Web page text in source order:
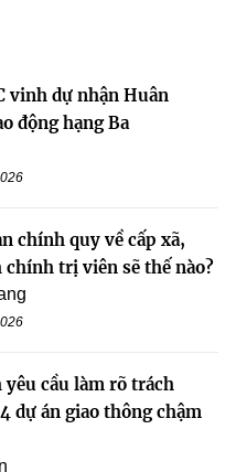
vinh dự nhận Huân
động hạng Ba
chính quy về cấp xã,
chính trị viên sẽ thế nào?
cầu làm rõ trách
dự án giao thông chậm